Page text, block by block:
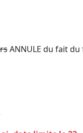
ANNULE du fait